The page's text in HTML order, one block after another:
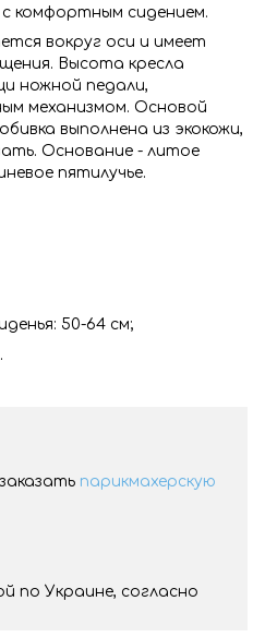
с комфортным сидением.
вокруг оси и имеет
Высота кресла
ножной педали,
механизмом. Основой
выполнена из экокожи,
Основание - литое
пятилучье.
50-64 см;
парикмахерскую
по Украине, согласно